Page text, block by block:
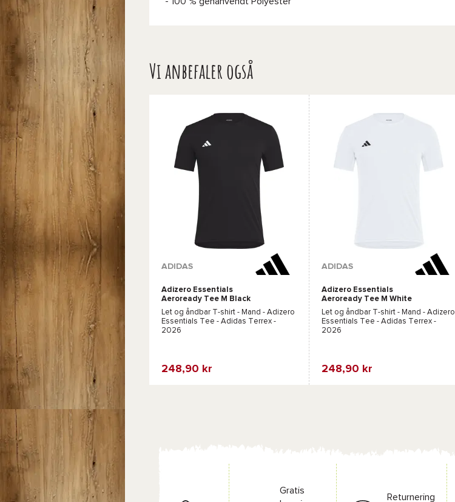
Vi anbefaler også
Hvid Orange
ADIDAS
Adizero Essentials
Aeroready Tee M Black
Let og åndbar T-shirt - Mand - Adizero
Essentials Tee - Adidas Terrex -
2026
248,90 kr
Sort Orange
ADIDAS
Adizero Essentials
Aeroready Tee M White
Let og åndbar T-shirt - Mand - Adizero
Essentials Tee - Adidas Terrex-
2026
248,90 kr
Gratis
Returnering